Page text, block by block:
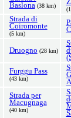
Baslona (38 km)
Strada di
Coiromonte
(5 km)
Druogno (28 km)
Furggu Pass
(43 km)
Strada per
Macugnaga
(40 km)